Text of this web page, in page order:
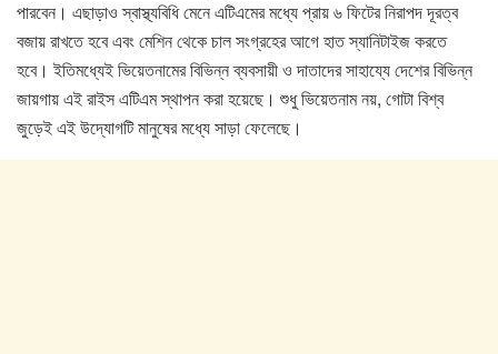
পারবেন। এছাড়াও স্বাস্থ্যবিধি মেনে এটিএমের মধ্যে প্রায় ৬ ফিটের নিরাপদ দূরত্ব
বজায় রাখতে হবে এবং মেশিন থেকে চাল সংগ্রহের আগে হাত স্যানিটাইজ করতে
হবে। ইতিমধ্যেই ভিয়েতনামের বিভিন্ন ব্যবসায়ী ও দাতাদের সাহায্যে দেশের বিভিন্ন
জায়গায় এই রাইস এটিএম স্থাপন করা হয়েছে। শুধু ভিয়েতনাম নয়, গোটা বিশ্ব
জুড়েই এই উদ্যোগটি মানুষের মধ্যে সাড়া ফেলেছে।